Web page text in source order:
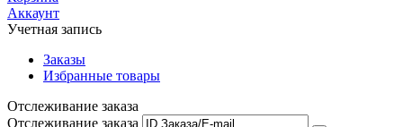
Аккаунт
Учетная запись
Заказы
Избранные товары
Отслеживание заказа
Отслеживание заказа